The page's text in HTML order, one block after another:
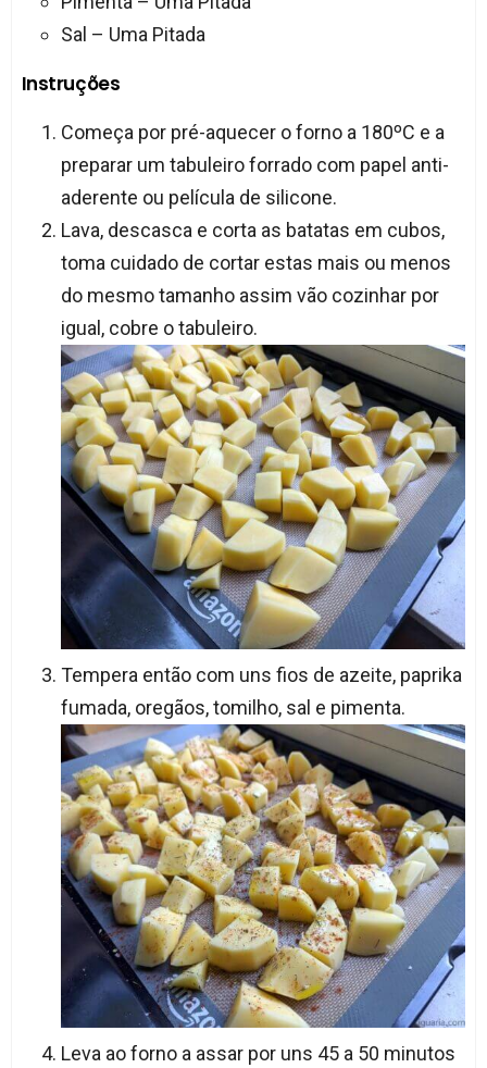
Sal – Uma Pitada
Instruções
Começa por pré-aquecer o forno a 180ºC e a
preparar um tabuleiro forrado com papel anti-
aderente ou película de silicone.
Lava, descasca e corta as batatas em cubos,
toma cuidado de cortar estas mais ou menos
do mesmo tamanho assim vão cozinhar por
igual, cobre o tabuleiro.
Tempera então com uns fios de azeite, paprika
fumada, oregãos, tomilho, sal e pimenta.
Leva ao forno a assar por uns 45 a 50 minutos